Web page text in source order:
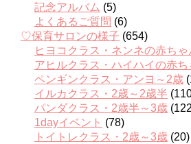
記念アルバム (5)
よくあるご質問 (6)
♡保育サロンの様子 (654)
ヒヨコクラス・ネンネの赤ちゃ
アヒルクラス・ハイハイの赤ち
ペンギンクラス・アンヨ～2歳
イルカクラス・2歳～2歳半
パンダクラス・2歳半～3歳
1dayイベント (78)
トイトレクラス・2歳～3歳 (20)